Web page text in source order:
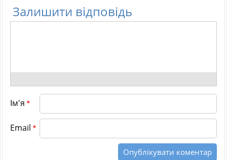
Залишити відповідь
Ім'я *
Email *